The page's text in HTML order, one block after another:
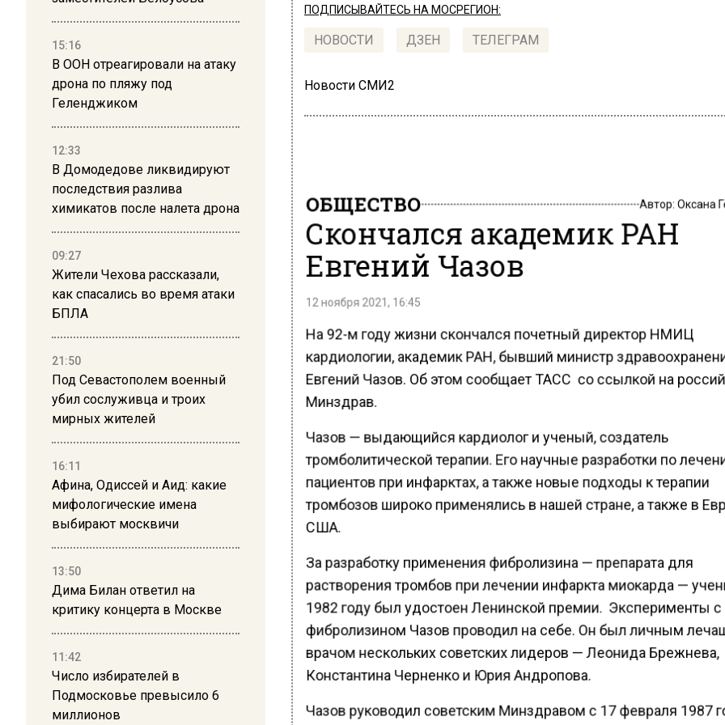
15:16
В ООН отреагировали на атаку
дрона по пляжу под
Геленджиком
12:33
В Домодедове ликвидируют
последствия разлива
химикатов после налета дрона
09:27
Жители Чехова рассказали,
как спасались во время атаки
БПЛА
21:50
Под Севастополем военный
убил сослуживца и троих
мирных жителей
16:11
Афина, Одиссей и Аид: какие
мифологические имена
выбирают москвичи
13:50
Дима Билан ответил на
критику концерта в Москве
11:42
Число избирателей в
Подмосковье превысило 6
миллионов
ПОДПИСЫВАЙТЕСЬ НА МОСРЕГИОН:
НОВОСТИ ДЗЕН ТЕЛЕГРАМ
Новости СМИ2
ОБЩЕСТВО Автор:Оксана
Скончался академик РАН
Евгений Чазов
12 ноября 2021, 16:45
На 92-м году жизни скончался почетный директор НМИЦ
кардиологии, академик РАН, бывший министр
Евгений Чазов. Об этом сообщает ТАСС со ссылкой на
Минздрав.
Чазов — выдающийся кардиолог и ученый, создатель
тромболитической терапии. Его научные разработки по
пациентов при инфарктах, а также новые подходы к терапии
тромбозов широко применялись в нашей стране, а также в
США.
За разработку применения фибролизина — препарата для
растворения тромбов при лечении инфаркта миокарда —
1982 году был удостоен Ленинской премии. Эксперименты с
фибролизином Чазов проводил на себе. Он был личным
врачом нескольких советских лидеров — Леонида Брежнева,
Константина Черненко и Юрия Андропова.
Чазов руководил советским Минздравом с 17 февраля 1987